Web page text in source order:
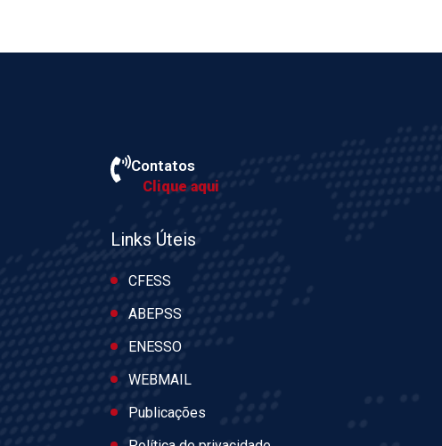
Contatos
Clique aqui
Links Úteis
CFESS
ABEPSS
ENESSO
WEBMAIL
Publicações